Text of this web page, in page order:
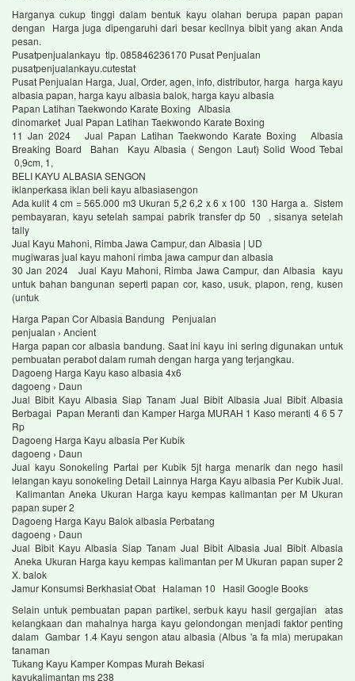
Harganya cukup tinggi dalam bentuk kayu olahan berupa papan papan
dengan Harga juga dipengaruhi dari besar kecilnya bibit yang akan Anda
pesan.
Pusatpenjualankayu tlp. 085846236170 Pusat Penjualan
pusatpenjualankayu.cutestat
Pusat Penjualan Harga, Jual, Order, agen, info, distributor, harga harga kayu
albasia papan, harga kayu albasia balok, harga kayu albasia
Papan Latihan Taekwondo Karate Boxing Albasia
dinomarket Jual Papan Latihan Taekwondo Karate Boxing
11 Jan 2024 Jual Papan Latihan Taekwondo Karate Boxing Albasia
Breaking Board Bahan Kayu Albasia ( Sengon Laut) Solid Wood Tebal
0,9cm, 1,
BELI KAYU ALBASIA SENGON
iklanperkasa iklan beli kayu albasiasengon
Ada kulit 4 cm = 565.000 m3 Ukuran 5,2 6,2 x 6 x 100 130 Harga a. Sistem
pembayaran, kayu setelah sampai pabrik transfer dp 50 , sisanya setelah
tally
Jual Kayu Mahoni, Rimba Jawa Campur, dan Albasia | UD
mugiwaras jual kayu mahoni rimba jawa campur dan albasia
30 Jan 2024 Jual Kayu Mahoni, Rimba Jawa Campur, dan Albasia kayu
untuk bahan bangunan seperti papan cor, kaso, usuk, plapon, reng, kusen
(untuk
Harga Papan Cor Albasia Bandung Penjualan
penjualan › Ancient
Harga papan cor albasia bandung. Saat ini kayu ini sering digunakan untuk
pembuatan perabot dalam rumah dengan harga yang terjangkau.
Dagoeng Harga Kayu kaso albasia 4x6
dagoeng › Daun
Jual Bibit Kayu Albasia Siap Tanam Jual Bibit Albasia Jual Bibit Albasia
Berbagai Papan Meranti dan Kamper Harga MURAH 1 Kaso meranti 4 6 5 7
Rp
Dagoeng Harga Kayu albasia Per Kubik
dagoeng › Daun
Jual kayu Sonokeling Partai per Kubik 5jt harga menarik dan nego hasil
lelangan kayu sonokeling Detail Lainnya Harga Kayu albasia Per Kubik Jual.
Kalimantan Aneka Ukuran Harga kayu kempas kalimantan per M Ukuran
papan super 2
Dagoeng Harga Kayu Balok albasia Perbatang
dagoeng › Daun
Jual Bibit Kayu Albasia Siap Tanam Jual Bibit Albasia Jual Bibit Albasia
Aneka Ukuran Harga kayu kempas kalimantan per M Ukuran papan super 2
X. balok
Jamur Konsumsi Berkhasiat Obat Halaman 10 Hasil Google Books
Selain untuk pembuatan papan partikel, serbuk kayu hasil gergajian atas
kelangkaan dan mahalnya harga kayu gelondongan menjadi faktor penting
dalam Gambar 1.4 Kayu sengon atau albasia (Albus 'a fa mla) merupakan
tanaman
Tukang Kayu Kamper Kompas Murah Bekasi
kayukalimantan ms 238